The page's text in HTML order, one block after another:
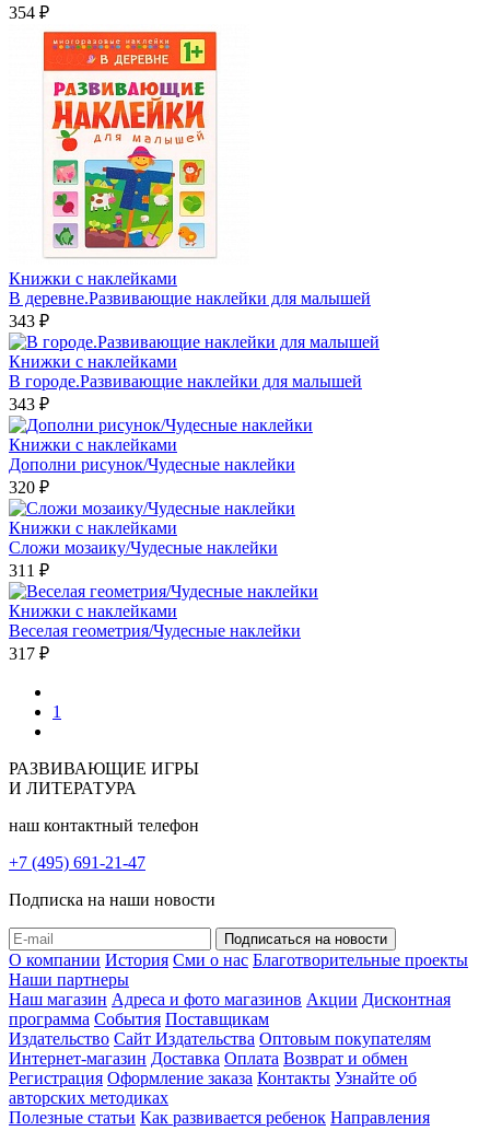
354 ₽
Книжки с наклейками
В деревне.Развивающие наклейки для малышей
343 ₽
Книжки с наклейками
В городе.Развивающие наклейки для малышей
343 ₽
Книжки с наклейками
Дополни рисунок/Чудесные наклейки
320 ₽
Книжки с наклейками
Сложи мозаику/Чудесные наклейки
311 ₽
Книжки с наклейками
Веселая геометрия/Чудесные наклейки
317 ₽
1
РАЗВИВАЮЩИЕ ИГРЫ
И ЛИТЕРАТУРА
наш контактный телефон
+7 (495) 691-21-47
Подписка на наши новости
О компании История Сми о нас Благотворительные проекты
Наши партнеры
Наш магазин Адреса и фото магазинов Акции Дисконтная
программа События Поставщикам
Издательство Сайт Издательства Оптовым покупателям
Интернет-магазин Доставка Оплата Возврат и обмен
Регистрация Оформление заказа Контакты Узнайте об
авторских методиках
Полезные статьи Как развивается ребенок Направления